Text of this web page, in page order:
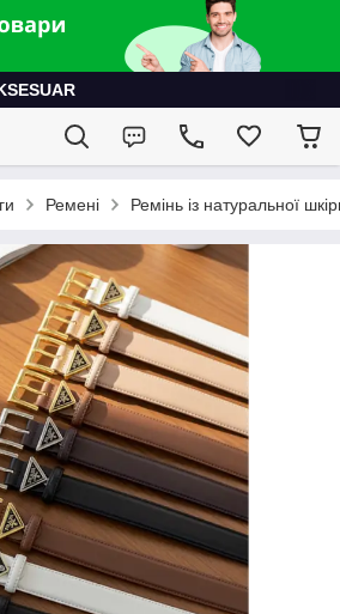
Ремені Ремінь із натуральної